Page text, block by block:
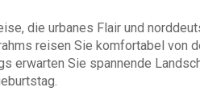
die urbanes Flair und
reisen Sie komfortabel von
erwarten Sie spannende